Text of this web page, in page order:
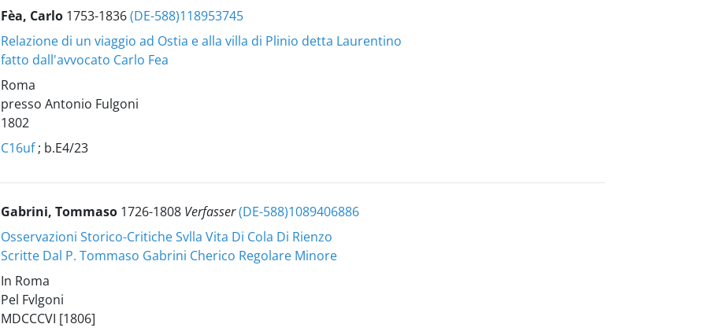
Fèa, Carlo1753-1836(DE-588)118953745
Relazione di un viaggio ad Ostia e alla villa di Plinio detta Laurentino
fatto dall'avvocato Carlo Fea
Roma
presso Antonio Fulgoni
1802
C16uf; b.E4/23
Gabrini, Tommaso 1726-1808 Verfasser(DE-588)1089406886
Osservazioni Storico-Critiche Svlla Vita Di Cola Di Rienzo
Scritte Dal P. Tommaso Gabrini Cherico Regolare Minore
In Roma
Pel Fvlgoni
MDCCCVI [1806]